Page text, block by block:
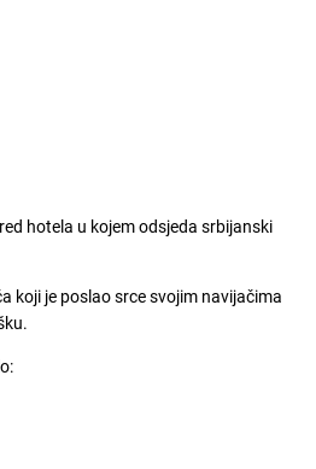
hotela u kojem odsjeda srbijanski
koji je poslao srce svojim navijačima